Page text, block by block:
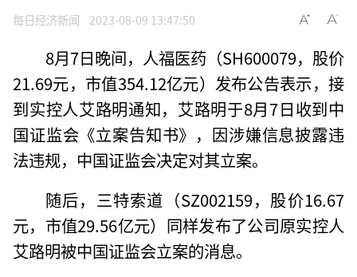
每日经济新闻 2023-08-09 13:47:50
8月7日晚间，人福医药（SH600079，股价
21.69元，市值354.12亿元）发布公告表示，接
到实控人艾路明通知，艾路明于8月7日收到中
国证监会《立案告知书》，因涉嫌信息披露违
法违规，中国证监会决定对其立案。
随后，三特索道（SZ002159，股价16.67
元，市值29.56亿元）同样发布了公司原实控人
艾路明被中国证监会立案的消息。